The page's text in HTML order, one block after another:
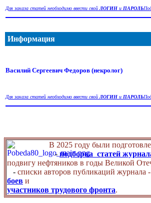
Для заказа статей необходимо ввести свойЛОГИН и ПАРОЛЬ
Информация
Василий Сергеевич Федоров (некролог)
Для заказа статей необходимо ввести свойЛОГИН и ПАРОЛЬ
В 2025 году были
- подборка статей
подвигу нефтяников в годы Великой
- списки авторов публикаций журнала -
боев и
участников трудового фронта.